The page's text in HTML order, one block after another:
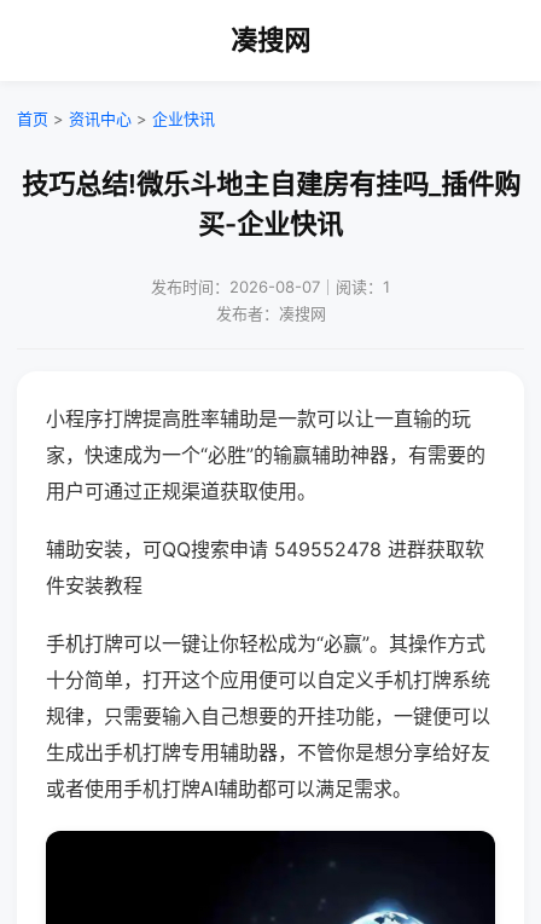
凑搜网
首页 > 资讯中心 > 企业快讯
技巧总结!微乐斗地主自建房有挂吗_插件购
买-企业快讯
发布时间：2026-08-07｜阅读：1
发布者：凑搜网
小程序打牌提高胜率辅助是一款可以让一直输的玩
家，快速成为一个“必胜”的输赢辅助神器，有需要的
用户可通过正规渠道获取使用。
辅助安装，可QQ搜索申请 549552478 进群获取软
件安装教程
手机打牌可以一键让你轻松成为“必赢”。其操作方式
十分简单，打开这个应用便可以自定义手机打牌系统
规律，只需要输入自己想要的开挂功能，一键便可以
生成出手机打牌专用辅助器，不管你是想分享给好友
或者使用手机打牌AI辅助都可以满足需求。